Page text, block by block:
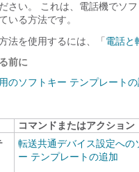
さい。 これは、電話機でソ
いる方法です。
法を使用するには、「 電話と
前に
のソフトキー テンプレートの
コマンドまたはアクション
転送共通デバイス設定への
ー テンプレートの追加